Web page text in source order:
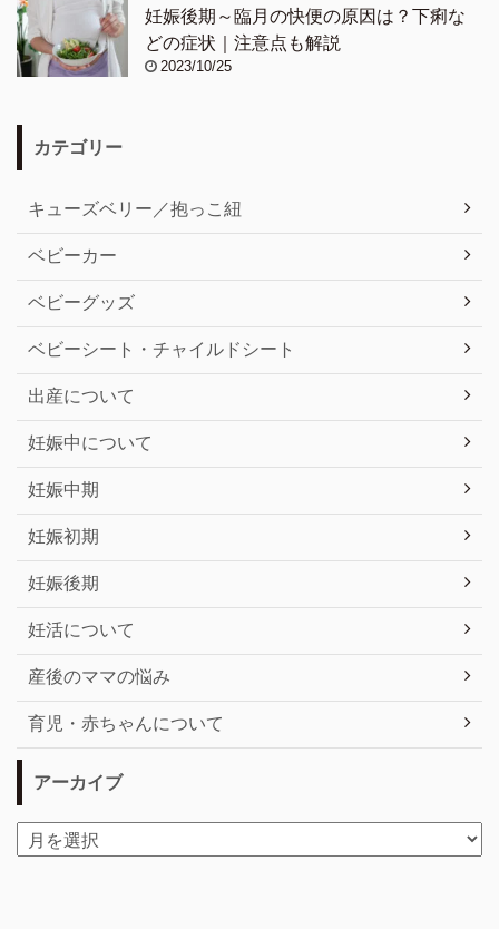
妊娠後期～臨月の快便の原因は？下痢な
どの症状｜注意点も解説
2023/10/25
カテゴリー
キューズベリー／抱っこ紐
ベビーカー
ベビーグッズ
ベビーシート・チャイルドシート
出産について
妊娠中について
妊娠中期
妊娠初期
妊娠後期
妊活について
産後のママの悩み
育児・赤ちゃんについて
アーカイブ